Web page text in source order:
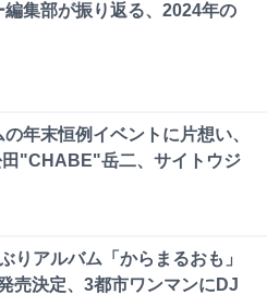
編集部が振り返る、2024年の
年末恒例イベントに片想い、
"CHABE"岳二、サイトウジ
りアルバム「からまるおも」
売決定、3都市ワンマンにDJ